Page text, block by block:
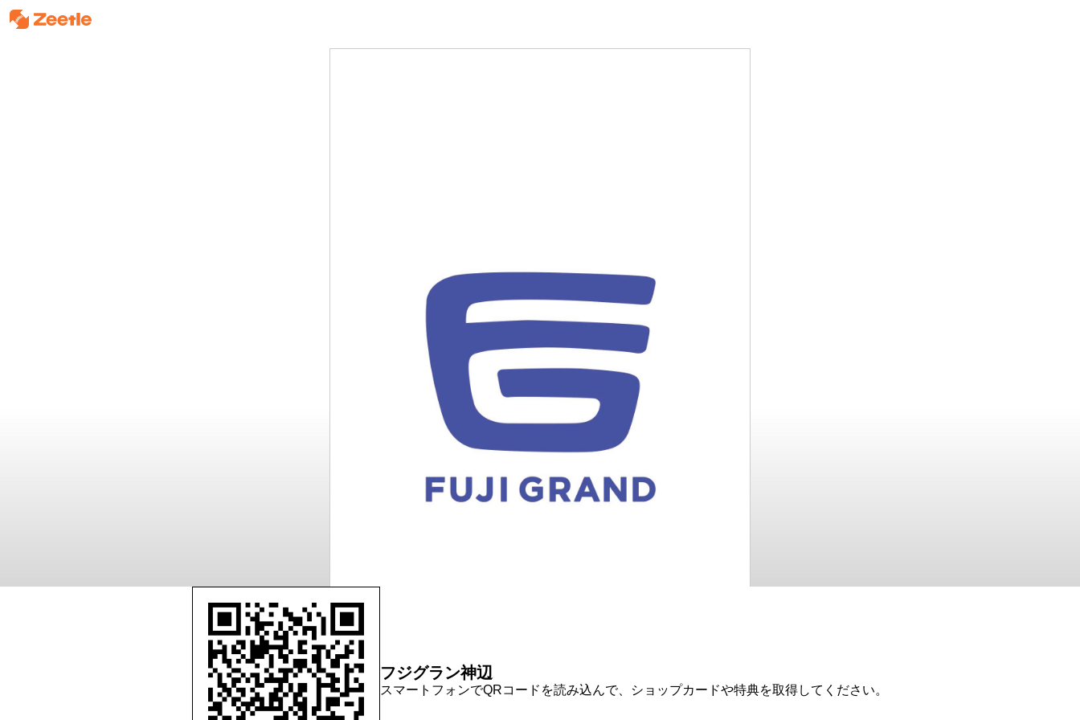
フジグラン神辺
スマートフォンでQRコードを読み込んで、ショップカードや特典を取得してください。